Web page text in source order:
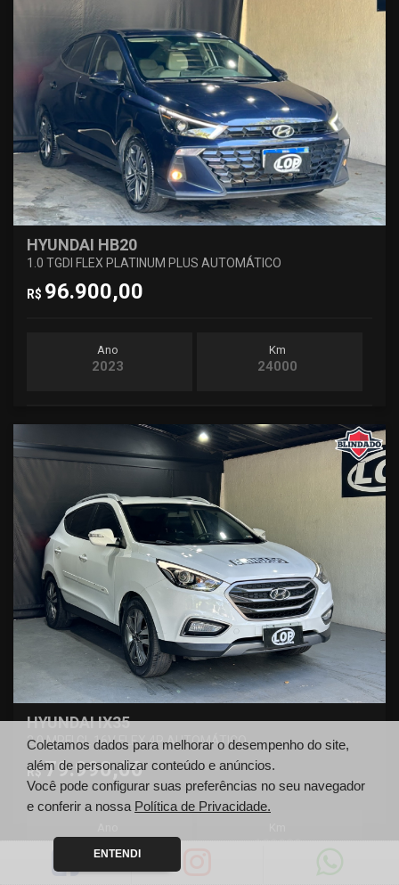
HYUNDAI HB20
1.0 TGDI FLEX PLATINUM PLUS AUTOMÁTICO
R$ 96.900,00
Ano
2023
Km
24000
HYUNDAI IX35
2.0 MPFI GL 16V FLEX 4P AUTOMÁTICO
R$79.990,00
120000
Coletamos dados para melhorar o desempenho do site,
além de personalizar conteúdo e anúncios.
Você pode configurar suas preferências no seu navegador
e conferir a nossa Política de Privacidade.
ENTENDI